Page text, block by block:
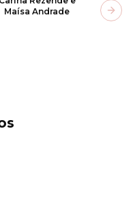
Maísa Andrade